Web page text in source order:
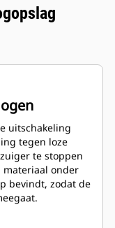
uitschakeling
tegen loze
te stoppen
materiaal onder
bevindt, zodat de